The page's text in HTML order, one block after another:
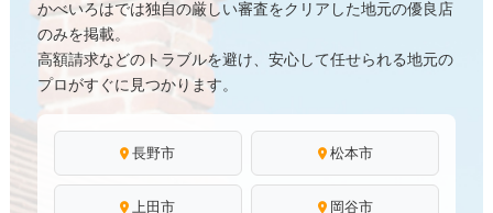
かべいろはでは独自の厳しい審査をクリアした地元の優良店
のみを掲載。
高額請求などのトラブルを避け、安心して任せられる地元の
プロがすぐに見つかります。
長野市 松本市
上田市 岡谷市